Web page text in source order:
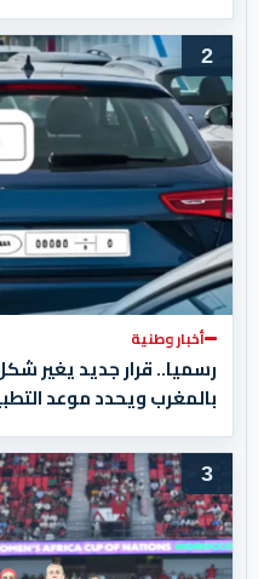
2
أخبار وطنية
رسميا.. قرار جديد يغير
بالمغرب ويحدد موعد
3